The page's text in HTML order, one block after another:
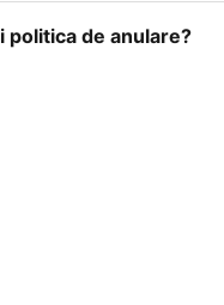
politica de anulare?